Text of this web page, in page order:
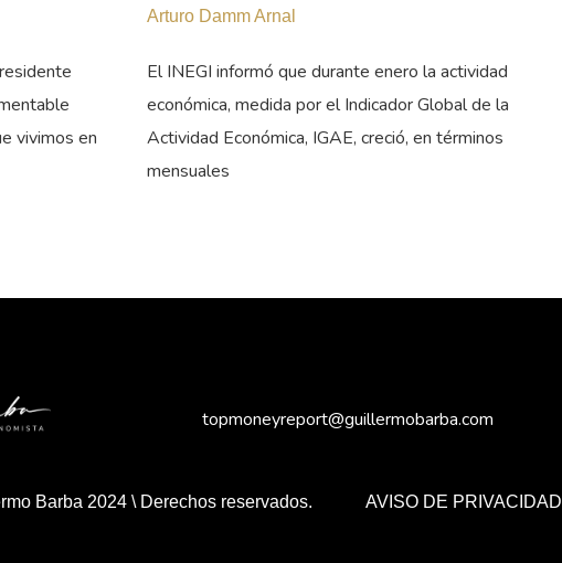
vivimos en
Arturo Damm Arnal
El INEGI informó que durante enero la actividad
económica, medida por el Indicador Global de la
Actividad Económica, IGAE, creció, en términos
mensuales
topmoneyreport@guillermobarba.com
Barba 2024 \ Derechos reservados. AVISO DE PRIVACIDAD